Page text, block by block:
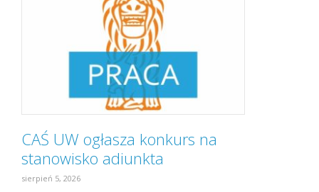
CAŚ UW ogłasza konkurs na
stanowisko adiunkta
sierpień 5, 2026